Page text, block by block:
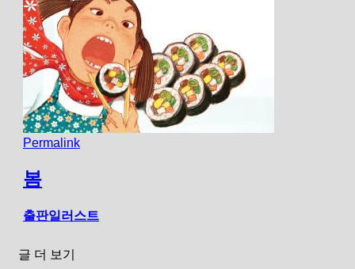
Permalink
봄
출판일러스트
글 더 보기